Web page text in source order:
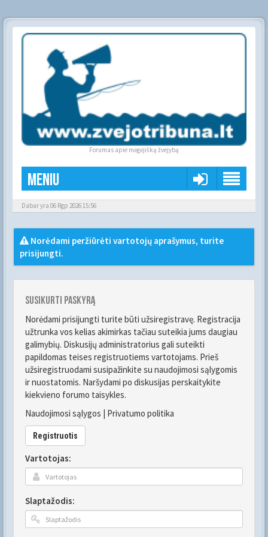
Forumas apie mėgėjišką žvejybą
Meniu
Dabar yra 06 Rgp 2026 15:56
Norėdami peržiūrėti vartotojų aprašymus, turite
prisijungti.
Susikurti paskyrą
Norėdami prisijungti turite būti užsiregistravę. Registracija
užtrunka vos kelias akimirkas tačiau suteikia jums daugiau
galimybių. Diskusijų administratorius gali suteikti
papildomas teises registruotiems vartotojams. Prieš
užsiregistruodami susipažinkite su naudojimosi sąlygomis
ir nuostatomis. Naršydami po diskusijas perskaitykite
kiekvieno forumo taisykles.
Naudojimosi sąlygos | Privatumo politika
Registruotis
Vartotojas:
Slaptažodis: